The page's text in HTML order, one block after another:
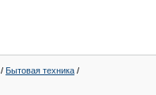
/ Бытовая техника /